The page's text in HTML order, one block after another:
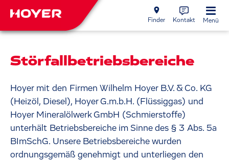
Finder Kontakt Menü
Störfallbetriebsbereiche
Hoyer mit den Firmen Wilhelm Hoyer B.V. & Co. KG
(Heizöl, Diesel), Hoyer G.m.b.H. (Flüssiggas) und
Hoyer Mineralölwerk GmbH (Schmierstoffe)
unterhält Betriebsbereiche im Sinne des § 3 Abs. 5a
BImSchG. Unsere Betriebsbereiche wurden
ordnungsgemäß genehmigt und unterliegen den